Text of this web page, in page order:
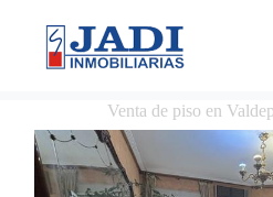
Venta de piso en